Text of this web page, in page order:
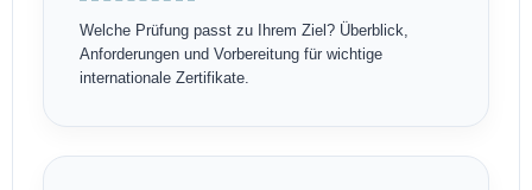
Welche Prüfung passt zu Ihrem Ziel? Überblick,
Anforderungen und Vorbereitung für wichtige
internationale Zertifikate.